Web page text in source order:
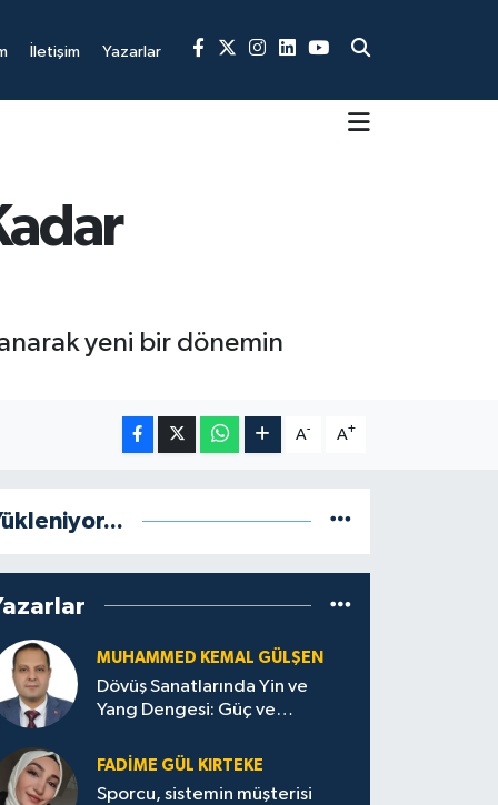
İletişim Yazarlar
yeni bir dönemin
A- A+
MUHAMMED KEMAL GÜLŞEN
Dövüş Sanatlarında Yin ve
Yang Dengesi: Güç ve
FADIME GÜL KIRTEKE
Sporcu, sistemin müşterisi